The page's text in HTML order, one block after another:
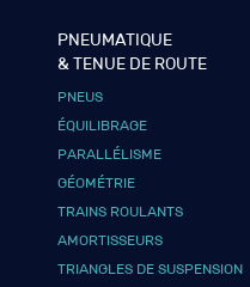
PNEUMATIQUE
& TENUE DE ROUTE
PNEUS
ÉQUILIBRAGE
PARALLÉLISME
GÉOMÉTRIE
TRAINS ROULANTS
AMORTISSEURS
TRIANGLES DE SUSPENSION